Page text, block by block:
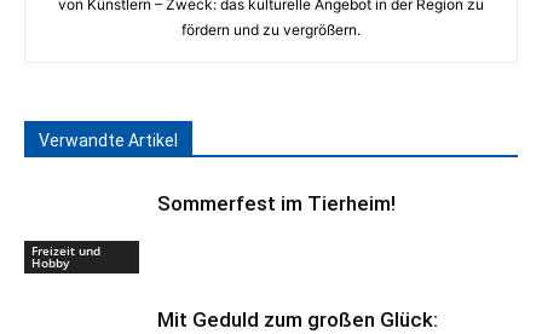
von Künstlern – Zweck: das kulturelle Angebot in der Region zu
fördern und zu vergrößern.
Verwandte Artikel
Freizeit und
Hobby
Sommerfest im Tierheim!
Mit Geduld zum großen Glück: